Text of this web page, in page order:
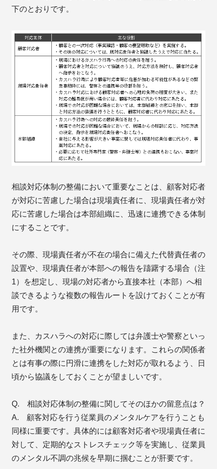
下のとおりです。
相談対応体制の整備において重要なことは、顧客対応者
が対応に苦慮した場合は現場責任者に、現場責任者が対
応に苦慮した場合は本部組織に、迅速に連携できる体制
にすることです。
その際、現場責任者が不在の場合に備えた代替責任者の
設置や、現場責任者が本部への報告を躊躇する場合（注
1）を想定し、現場の対応者から直接本社（本部）へ相
談できるような複数の報告ルートを設けておくことが有
用です。
また、カスハラへの対応に際しては弁護士や警察といっ
た社外機関との連携が重要になります。これらの関係者
とは有事の際に円滑に連携をした対応が取れるよう、日
頃から協議をしておくことが望ましいです。
Q. 相談対応体制の整備に関してそのほかの留意点は？
A. 顧客対応を行う従業員のメンタルケアを行うことも
同様に重要です。具体的には顧客対応者や現場責任者に
対して、定期的なストレスチェック等を実施し、従業員
のメンタル不調の兆候を早期に掴むことが肝要です。